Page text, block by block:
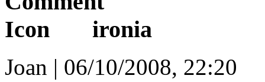
ironia
Joan | 06/10/2008, 22:20